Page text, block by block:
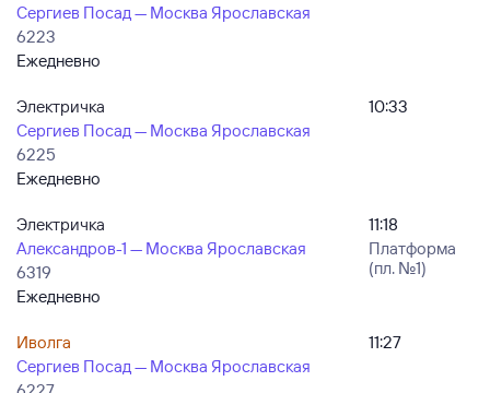
Сергиев Посад — Москва Ярославская
6223
Ежедневно
Электричка
Сергиев Посад — Москва Ярославская
6225
Ежедневно
10:33
Электричка
Александров-1 — Москва Ярославская
6319
Ежедневно
11:18
Платформа
(пл. №1)
Иволга
Сергиев Посад — Москва Ярославская
11:27